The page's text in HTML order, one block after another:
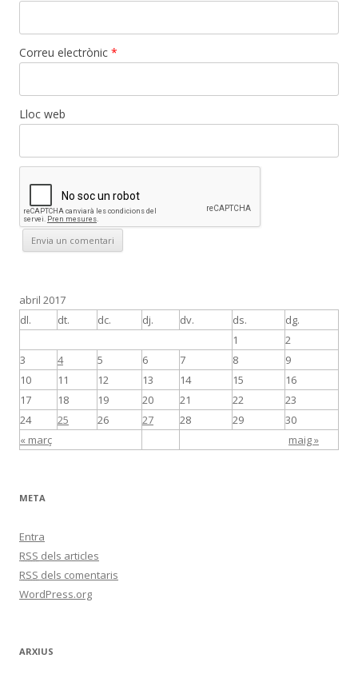
Correu electrònic *
Lloc web
abril 2017
dl.
dt. dc. dj. dv. ds. dg.
« març maig »
1
2
3
4 5 6 7 8
9
10
11 12 13 14 15
16
17
18 19 20 21 22
23
24
25 26 27 28 29 30
META
Entra
RSS dels articles
RSS dels comentaris
WordPress.org
ARXIUS